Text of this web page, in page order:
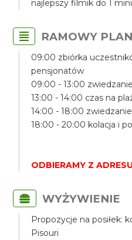
najlepszy filmik do 1
RAMOWY
09:00 zbiórka
pensjonatów
09:00 - 13:00 zwiedzanie
13:00 - 14:00 czas na
14:00 - 18:00 zwiedzanie
18:00 - 20:00 kolacja i
ODBIERAMY Z ADRESU
WYŻYWIENIE
Propozycje na posiłek:
Pisouri